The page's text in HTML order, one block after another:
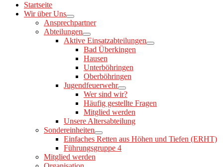
Startseite
Wir über Uns
Ansprechpartner
Abteilungen
Aktive Einsatzabteilungen
Bad Überkingen
Hausen
Unterböhringen
Oberböhringen
Jugendfeuerwehr
Wer sind wir?
Häufig gestellte Fragen
Mitglied werden
Unsere Altersabteilung
Sondereinheiten
Einfaches Retten aus Höhen und Tiefen (ERHT)
Führungsgruppe 4
Mitglied werden